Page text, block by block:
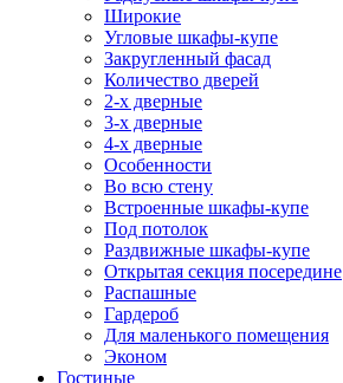
Широкие
Угловые шкафы-купе
Закругленный фасад
Количество дверей
2-х дверные
3-х дверные
4-х дверные
Особенности
Во всю стену
Встроенные шкафы-купе
Под потолок
Раздвижные шкафы-купе
Открытая секция посередине
Распашные
Гардероб
Для маленького помещения
Эконом
Гостиные